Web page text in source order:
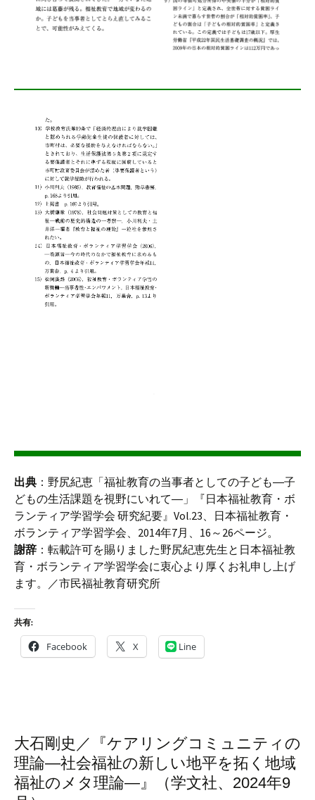
出典 ：野尻紀恵「福祉教育の当事者としての子ども―子
どもの生活課題を視野にいれて―」『日本福祉教育・ボ
ランティア学習学会 研究紀要』Vol.23、日本福祉教育・
ボランティア学習学会、2014年7月、16～26ページ。
謝辞 ：転載許可を賜りました野尻紀恵先生と日本福祉教
育・ボランティア学習学会に衷心より厚くお礼申し上げ
ます。／市民福祉教育研究所
共有:
Facebook X Line
大石剛史／『ケアリングコミュニティの
理論―社会福祉の新しい地平を拓く地域
福祉のメタ理論―』（学文社、2024年9